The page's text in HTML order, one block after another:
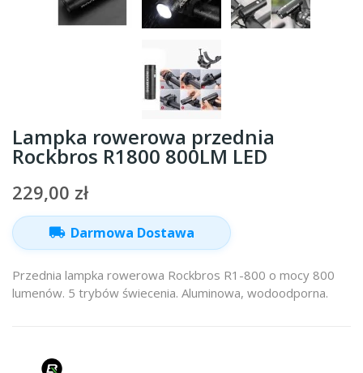
Lampka rowerowa przednia
Rockbros R1800 800LM LED
229,00 zł
local_shipping Darmowa Dostawa
Przednia lampka rowerowa Rockbros R1-800 o mocy 800
lumenów. 5 trybów świecenia. Aluminowa, wodoodporna.